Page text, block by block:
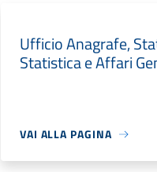
Ufficio Anagrafe,
Statistica e Affari
VAI ALLA PAGINA